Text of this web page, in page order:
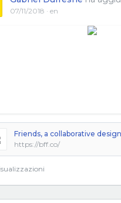
07/11/2018 · en
Friends, a collaborative
https://bff.co/